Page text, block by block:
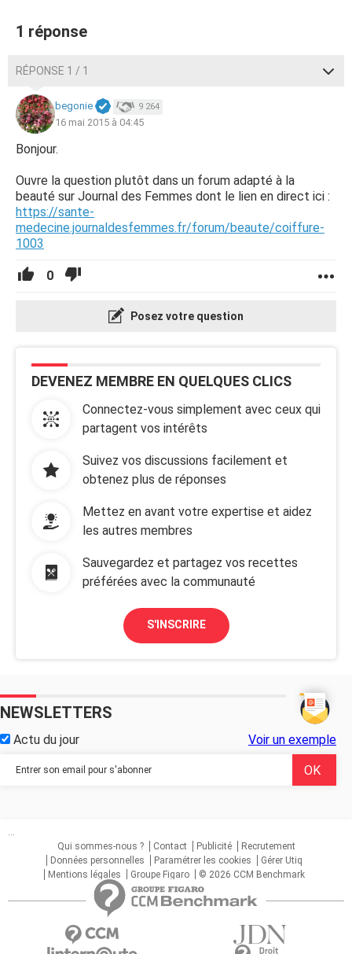
1 réponse
RÉPONSE 1 / 1
begonie 9 264
16 mai 2015 à 04:45
Bonjour.
Ouvre la question plutôt dans un forum adapté à la
beauté sur Journal des Femmes dont le lien en direct ici :
https://sante-
medecine.journaldesfemmes.fr/forum/beaute/coiffure-
1003
0
Posez votre question
DEVENEZ MEMBRE EN QUELQUES CLICS
Connectez-vous simplement avec ceux qui
partagent vos intérêts
Suivez vos discussions facilement et
obtenez plus de réponses
Mettez en avant votre expertise et aidez
les autres membres
Sauvegardez et partagez vos recettes
préférées avec la communauté
S'INSCRIRE
NEWSLETTERS
Actu du jour Voir un exemple
...
Qui sommes-nous ?
Contact Publicité
Recrutement
Données personnelles
Paramétrer les cookies
Gérer Utiq
Mentions légales
Groupe Figaro © 2026 CCM Benchmark